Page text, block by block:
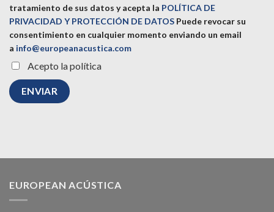
tratamiento de sus datos y acepta la POLÍTICA DE
PRIVACIDAD Y PROTECCIÓN DE DATOS Puede revocar su
consentimiento en cualquier momento enviando un email
a info@europeanacustica.com
Acepto la política
EUROPEAN ACÚSTICA